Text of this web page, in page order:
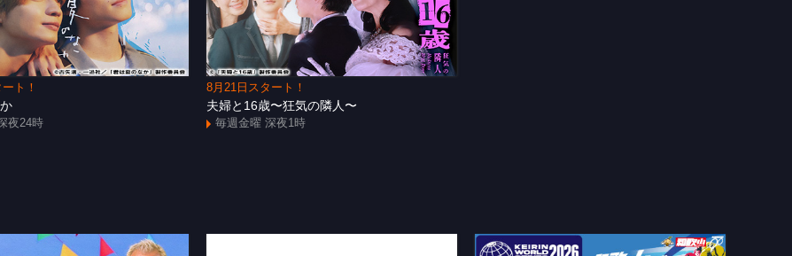
ト！
夜24時
8月21日スタート！
夫婦と16歳〜狂気の隣人〜
毎週金曜 深夜1時